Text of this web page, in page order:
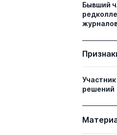
Бывший
решений